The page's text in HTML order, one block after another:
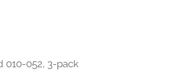
010-052, 3-pack